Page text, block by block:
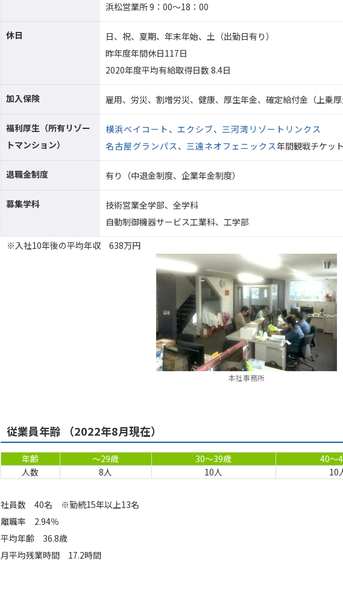
浜松営業所 9：00～18：00
休日
日、祝、夏期、年末年始、土（出勤日有り）
昨年度年間休日117日
2020年度平均有給取得日数 8.4日
加入保険 雇用、労災、割増労災、健康、厚生年金、確定給付金（上乗
福利厚生（所有リゾー
トマンション）
横浜ベイコート 、 エクシブ、 三河湾リゾートリンクス
名古屋グランパス、 三遠ネオフェニックス年間観戦チケット
退職金制度 有り（中退金制度、企業年金制度）
募集学科
技術営業全学部、全学科
自動制御機器サービス工業科、工学部
※入社10年後の平均年収 638万円
本社事務所
従業員年齢 （2022年8月現在）
年齢 ～29歳 30～39歳 40～
人数
8人 10人 10
社員数 40名 ※勤続15年以上13名
離職率 2.94％
平均年齢 36.8歳
月平均残業時間 17.2時間